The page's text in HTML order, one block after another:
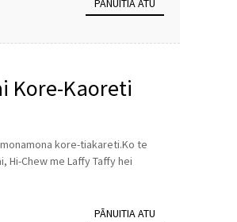
PĀNUITIA ATU
Kore-Kaoreti
kore-tiakareti.Ko te
Hi-Chew me Laffy Taffy hei
PĀNUITIA ATU